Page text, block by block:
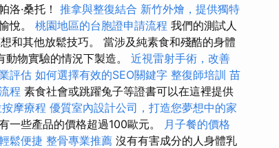
洛·桑托！ 推拿與整復結合 新竹外燴，提供獨特
悅。 桃園地區的台胞證申請流程 我們的測試人
和其他放鬆技巧。 當涉及純素食和殘酷的身體
物實驗的情況下製造。 近視雷射手術，改善
評估 如何選擇有效的SEO關鍵字 整復師培訓 苗
程 素食社會或跳躍兔子等證書可以在這裡提供
摩療程 優質室內設計公司，打造您夢想中的家
一些產品的價格超過100歐元。
月子餐的價格
鬆便捷 整骨專業推薦 沒有有害成分的人身體乳